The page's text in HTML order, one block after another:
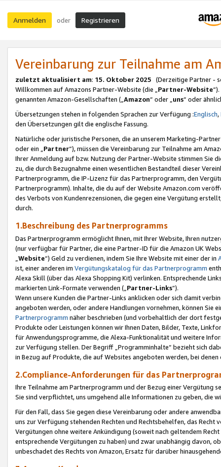
Anmelden oder Registrieren
Vereinbarung zur Teilnahme am
zuletzt aktualisiert am: 15. Oktober 2025 (Derzeitige Partner -
Willkommen auf Amazons Partner-Website (die „Partner-Website
genannten Amazon-Gesellschaften („Amazon“ oder „uns“ oder
Übersetzungen stehen in folgenden Sprachen zur Verfügung :Englisch,
den Übersetzungen gilt die englische Fassung.
Natürliche oder juristische Personen, die an unserem Marketing-
oder ein „Partner“), müssen die Vereinbarung zur Teilnahme am
Ihrer Anmeldung auf bzw. Nutzung der Partner-Website stimmen Sie
zu, die durch Bezugnahme einen wesentlichen Bestandteil dieser
Partnerprogramm, die IP-Lizenz für das Partnerprogramm, den
Partnerprogramm). Inhalte, die du auf der Website Amazon.com
des Verbots von Kundenrezensionen, die gegen eine Vergütung
durch.
1.Beschreibung des Partnerprogramms
Das Partnerprogramm ermöglicht Ihnen, mit Ihrer Website, Ihren
(nur verfügbar für Partner, die eine Partner-ID für die Amazon UK
Website“) Geld zu verdienen, indem Sie Ihre Website mit einer der in
ist, einer anderen im Vergütungskatalog für das Partnerprogramm
Alexa Skill (über das Alexa Shopping Kit) verlinken. Entsprechende
markierten Link-Formate verwenden („ Partner-Links“).
Wenn unsere Kunden die Partner-Links anklicken oder sich damit
angeboten werden, oder andere Handlungen vornehmen, können Sie
Partnerprogramm näher beschrieben (und vorbehaltlich der dort
Produkte oder Leistungen können wir Ihnen Daten, Bilder, Texte,
für Anwendungsprogramme, die Alexa-Funktionalität und weitere
zur Verfügung stellen. Der Begriff „Programminhalte“ bezieht sich
in Bezug auf Produkte, die auf Websites angeboten werden, bei
2.Compliance-Anforderungen für das
Ihre Teilnahme am Partnerprogramm und der Bezug einer Vergütung
Sie sind verpflichtet, uns umgehend alle Informationen zu geben, die
Für den Fall, dass Sie gegen diese Vereinbarung oder andere
uns zur Verfügung stehenden Rechten und Rechtsbehelfen, das
Vergütungen ohne weitere Ankündigung (soweit nach geltendem
entsprechende Vergütungen zu haben) und zwar unabhängig davon,
unbeschadet des Rechts von Amazon, Ersatz für darüber